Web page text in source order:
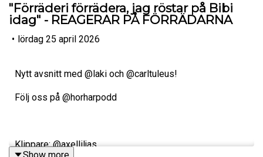
"Förräderi förrädera, jag röstar på Bibi
idag" - REAGERAR PÅ FÖRRÄDARNA
• lördag 25 april 2026
Nytt avsnitt med @laki och @carltuleus!
Följ oss på @horharpodd
Klippare: @axelliljas